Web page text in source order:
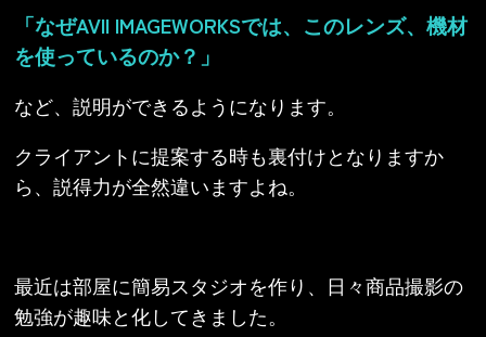
「なぜAVII IMAGEWORKSでは、このレンズ、機材
を使っているのか？」
など、説明ができるようになります。
クライアントに提案する時も裏付けとなりますか
ら、説得力が全然違いますよね。
最近は部屋に簡易スタジオを作り、日々商品撮影の
勉強が趣味と化してきました。